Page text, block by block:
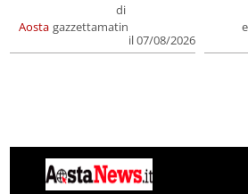
Aosta
di
gazzettamatin
il 07/08/2026